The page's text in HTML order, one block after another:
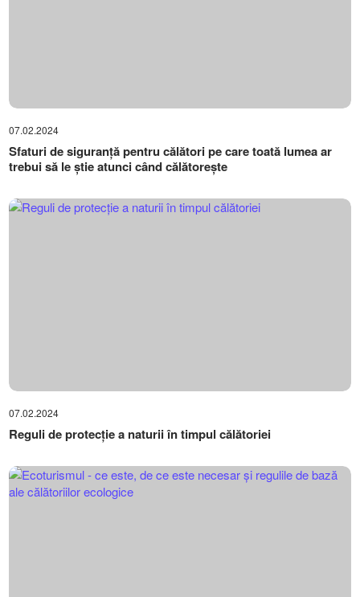
07.02.2024
Sfaturi de siguranță pentru călători pe care toată lumea ar
trebui să le știe atunci când călătorește
07.02.2024
Reguli de protecție a naturii în timpul călătoriei